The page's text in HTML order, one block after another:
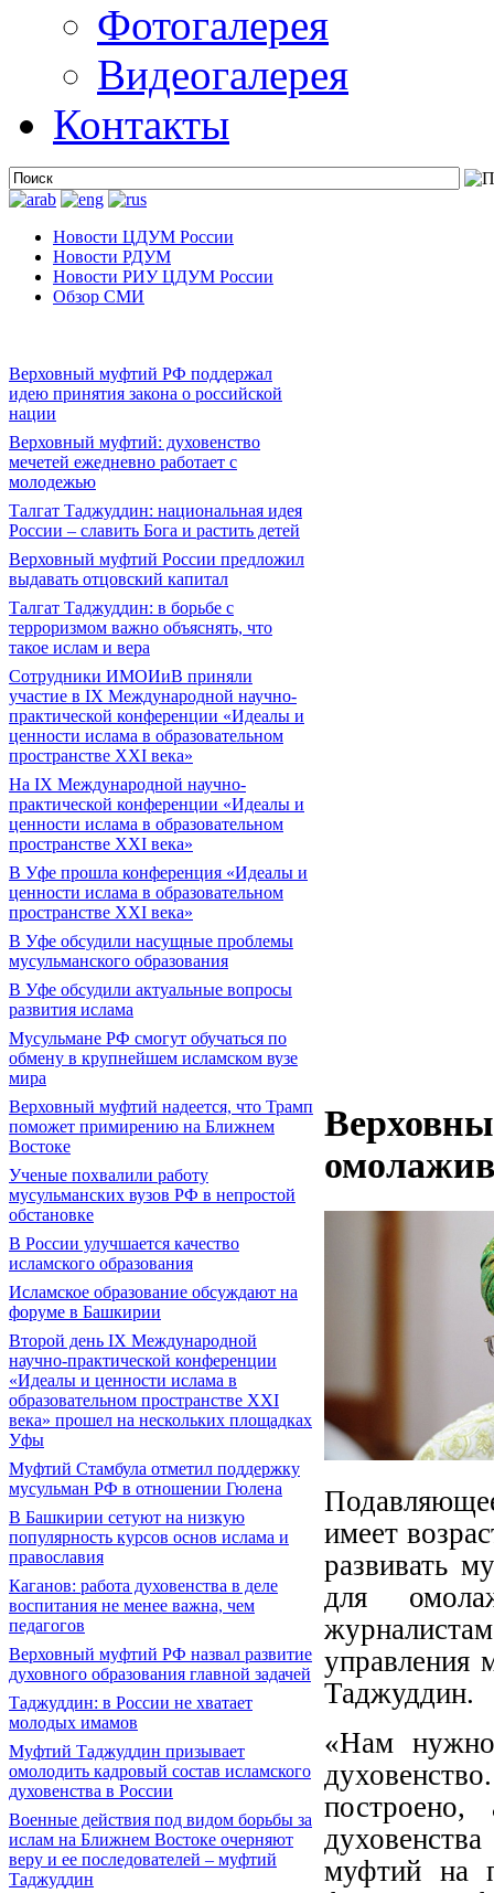
Фотогалерея
Видеогалерея
Контакты
Новости ЦДУМ России
Новости РДУМ
Новости РИУ ЦДУМ России
Обзор СМИ
Верховный муфтий РФ поддержал
идею принятия закона о российской
нации
Верховный муфтий: духовенство
мечетей ежедневно работает с
молодежью
Талгат Таджуддин: национальная идея
России – славить Бога и растить детей
Верховный муфтий России предложил
выдавать отцовский капитал
Талгат Таджуддин: в борьбе с
терроризмом важно объяснять, что
такое ислам и вера
Сотрудники ИМОИиВ приняли
участие в IX Международной научно-
практической конференции «Идеалы и
ценности ислама в образовательном
пространстве XXI века»
На IX Международной научно-
практической конференции «Идеалы и
ценности ислама в образовательном
пространстве XXI века»
В Уфе прошла конференция «Идеалы и
ценности ислама в образовательном
пространстве XXI века»
В Уфе обсудили насущные проблемы
мусульманского образования
В Уфе обсудили актуальные вопросы
развития ислама
Мусульмане РФ смогут обучаться по
обмену в крупнейшем исламском вузе
мира
Верховный муфтий надеется, что Трамп
поможет примирению на Ближнем
Востоке
Ученые похвалили работу
мусульманских вузов РФ в непростой
обстановке
В России улучшается качество
исламского образования
Исламское образование обсуждают на
форуме в Башкирии
Второй день IX Международной
научно-практической конференции
«Идеалы и ценности ислама в
образовательном пространстве XXI
века» прошел на нескольких площадках
Уфы
Муфтий Стамбула отметил поддержку
мусульман РФ в отношении Гюлена
В Башкирии сетуют на низкую
популярность курсов основ ислама и
православия
Каганов: работа духовенства в деле
воспитания не менее важна, чем
педагогов
Верховный муфтий РФ назвал развитие
духовного образования главной задачей
Таджуддин: в России не хватает
молодых имамов
Муфтий Таджуддин призывает
омолодить кадровый состав исламского
духовенства в России
Военные действия под видом борьбы за
ислам на Ближнем Востоке очерняют
веру и ее последователей – муфтий
Таджуддин
имеет
развивать
для
управления
Таджуддин.
«Нам нужно
построено,
муфтий на